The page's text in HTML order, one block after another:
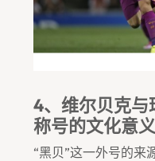
4、维尔贝克与
称号的文化意义
“黑贝”这一外号的来